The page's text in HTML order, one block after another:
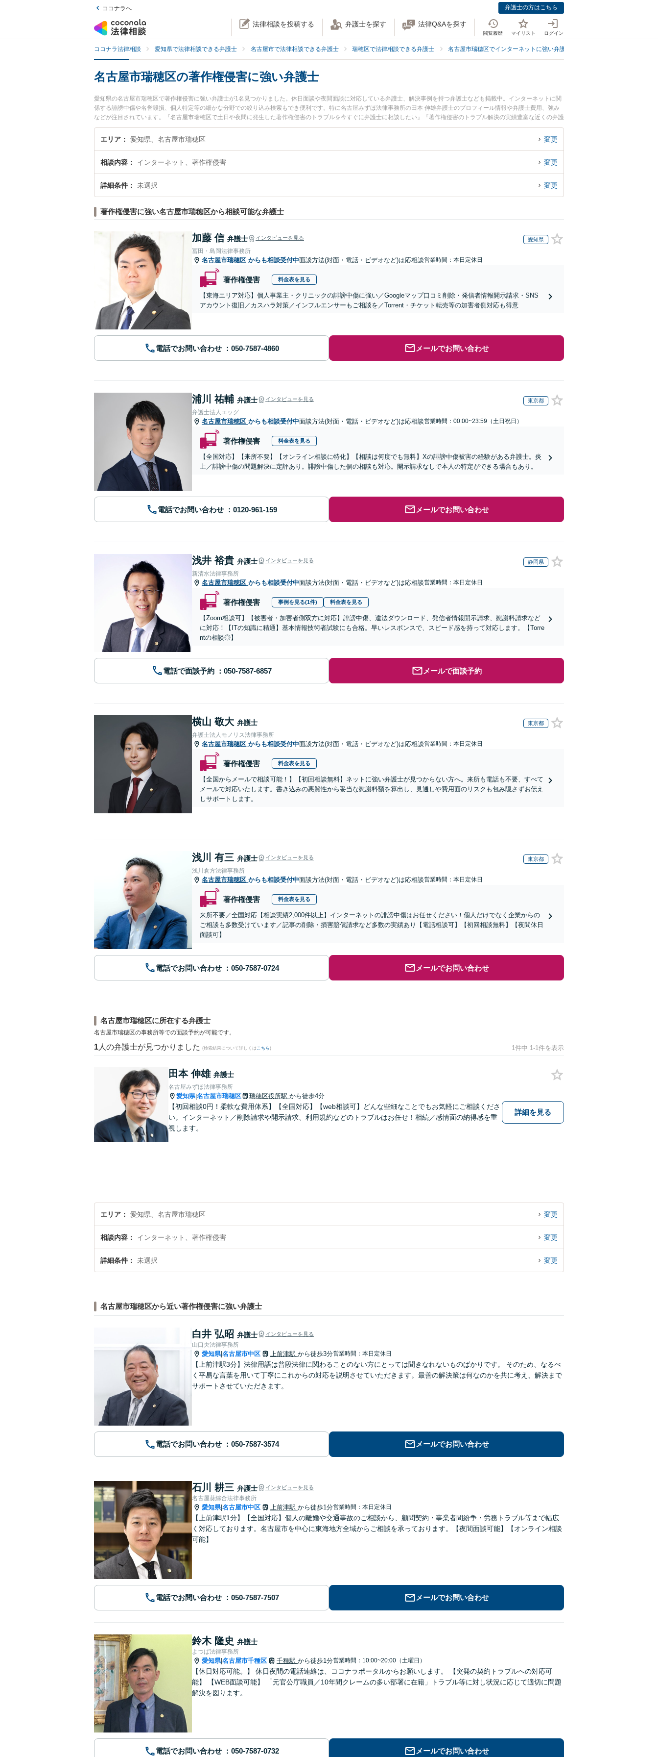
ココナラへ 弁護士の方はこちら
法律相談を投稿する 弁護士を探す 法律Q&Aを探す
閲覧履歴 マイリスト ログイン
ココナラ法律相談 愛知県で法律相談できる弁護士 名古屋市で法律相談できる弁護士 瑞穂区で法律相談できる弁護士 名古屋市瑞穂区でインターネットに強い弁護士
名古屋市瑞穂区の著作権侵害に強い弁護士
愛知県の名古屋市瑞穂区で著作権侵害に強い弁護士が1名見つかりました。休日面談や夜間面談に対応している弁護士、解決事例を持つ弁護士なども掲載中。インターネットに関
係する誹謗中傷や名誉毀損、個人特定等の細かな分野での絞り込み検索もでき便利です。特に名古屋みずほ法律事務所の田本 伸雄弁護士のプロフィール情報や弁護士費用、強み
などが注目されています。『名古屋市瑞穂区で土日や夜間に発生した著作権侵害のトラブルを今すぐに弁護士に相談したい』『著作権侵害のトラブル解決の実績豊富な近くの弁護
士を検索したい』『初回相談無料で著作権侵害を法律相談できる名古屋市瑞穂区内の弁護士に相談予約したい』などでお困りの相談者さんにおすすめです。
エリア 愛知県、名古屋市瑞穂区 変更
相談内容 インターネット、著作権侵害 変更
詳細条件 未選択 変更
著作権侵害に強い名古屋市瑞穂区から相談可能な弁護士
加藤 信 弁護士 インタビューを見る 愛知県
冨田・島岡法律事務所
名古屋市瑞穂区 からも相談受付中面談方法(対面・電話・ビデオなど)は応相談営業時間：本日定休日
著作権侵害 料金表を見る
【東海エリア対応】個人事業主・クリニックの誹謗中傷に強い／Googleマップ口コミ削除・発信者情報開示請求・SNS
アカウント復旧／カスハラ対策／インフルエンサーもご相談を／Torrent・チケット転売等の加害者側対応も得意
電話でお問い合わせ メールでお問い合わせ
浦川 祐輔 弁護士 インタビューを見る 東京都
弁護士法人エッグ
名古屋市瑞穂区 からも相談受付中面談方法(対面・電話・ビデオなど)は応相談営業時間：00:00~23:59（土日祝日）
著作権侵害 料金表を見る
【全国対応】【来所不要】【オンライン相談に特化】【相談は何度でも無料】Xの誹謗中傷被害の経験がある弁護士。炎
上／誹謗中傷の問題解決に定評あり。誹謗中傷した側の相談も対応。開示請求なしで本人の特定ができる場合もあり。
電話でお問い合わせ メールでお問い合わせ
浅井 裕貴 弁護士 インタビューを見る 静岡県
新清水法律事務所
名古屋市瑞穂区 からも相談受付中面談方法(対面・電話・ビデオなど)は応相談営業時間：本日定休日
著作権侵害 事例を見る(1件) 料金表を見る
【Zoom相談可】【被害者・加害者側双方に対応】誹謗中傷、違法ダウンロード、発信者情報開示請求、慰謝料請求など
に対応！【ITの知識に精通】基本情報技術者試験にも合格。早いレスポンスで、スピード感を持って対応します。【Torre
ntの相談◎】
電話で面談予約 メールで面談予約
横山 敬大 弁護士 東京都
弁護士法人モノリス法律事務所
名古屋市瑞穂区 からも相談受付中面談方法(対面・電話・ビデオなど)は応相談営業時間：本日定休日
著作権侵害 料金表を見る
【全国からメールで相談可能！】【初回相談無料】ネットに強い弁護士が見つからない方へ。来所も電話も不要、すべて
メールで対応いたします。書き込みの悪質性から妥当な慰謝料額を算出し、見通しや費用面のリスクも包み隠さずお伝え
しサポートします。
浅川 有三 弁護士 インタビューを見る 東京都
浅川倉方法律事務所
名古屋市瑞穂区 からも相談受付中面談方法(対面・電話・ビデオなど)は応相談営業時間：本日定休日
著作権侵害 料金表を見る
来所不要／全国対応【相談実績2,000件以上】インターネットの誹謗中傷はお任せください！個人だけでなく企業からの
ご相談も多数受けています／記事の削除・損害賠償請求など多数の実績あり【電話相談可】【初回相談無料】【夜間休日
面談可】
電話でお問い合わせ メールでお問い合わせ
名古屋市瑞穂区に所在する弁護士
名古屋市瑞穂区の事務所等での面談予約が可能です。
1 人の弁護士が見つかりました (検索結果について詳しくは こちら) 1件中 1-1件を表示
田本 伸雄 弁護士
名古屋みずほ法律事務所
愛知県|名古屋市瑞穂区 瑞穂区役所駅 から徒歩4分
【初回相談0円！柔軟な費用体系】【全国対応】【web相談可】どんな些細なことでもお気軽にご相談くださ
い。インターネット／削除請求や開示請求、利用規約などのトラブルはお任せ！相続／感情面の納得感を重
視します。
詳細を見る
エリア 愛知県、名古屋市瑞穂区 変更
相談内容 インターネット、著作権侵害 変更
詳細条件 未選択 変更
名古屋市瑞穂区から近い著作権侵害に強い弁護士
白井 弘昭 弁護士 インタビューを見る
山口央法律事務所
愛知県|名古屋市中区 上前津駅 から徒歩3分営業時間：本日定休日
【上前津駅3分】法律用語は普段法律に関わることのない方にとっては聞きなれないものばかりです。 そのため、なるべ
く平易な言葉を用いて丁寧にこれからの対応を説明させていただきます。最善の解決策は何なのかを共に考え、解決まで
サポートさせていただきます。
電話でお問い合わせ メールでお問い合わせ
石川 耕三 弁護士 インタビューを見る
名古屋葵綜合法律事務所
愛知県|名古屋市中区 上前津駅 から徒歩1分営業時間：本日定休日
【上前津駅1分】【全国対応】個人の離婚や交通事故のご相談から、顧問契約・事業者間紛争・労務トラブル等まで幅広
く対応しております。名古屋市を中心に東海地方全域からご相談を承っております。【夜間面談可能】【オンライン相談
可能】
電話でお問い合わせ メールでお問い合わせ
鈴木 隆史 弁護士
よつば法律事務所
愛知県|名古屋市千種区 千種駅 から徒歩1分営業時間：10:00~20:00（土曜日）
【休日対応可能。】 休日夜間の電話連絡は、ココナラポータルからお願いします。 【突発の契約トラブルへの対応可
能】 【WEB面談可能】 「元官公庁職員／10年間クレームの多い部署に在籍」トラブル等に対し状況に応じて適切に問題
解決を図ります。
電話でお問い合わせ メールでお問い合わせ